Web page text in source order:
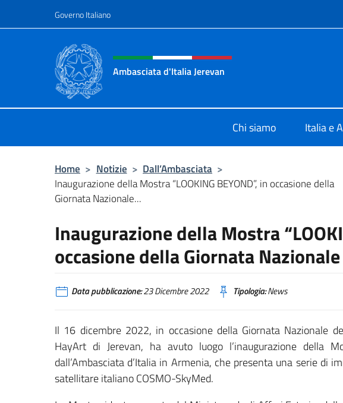
Governo Italiano
Intestazione sito, social e menù
Ambasciata d'Italia Jerevan
Chi siamo Italia e
Home > Notizie > Dall’Ambasciata >
Inaugurazione della Mostra “LOOKING BEYOND”, in occasione della
Giornata Nazionale...
Inaugurazione della Mostra
occasione della Giornata
Data pubblicazione:23 Dicembre 2022 Tipologia:News
Il 16 dicembre 2022, in occasione della Giornata Nazionale
HayArt di Jerevan, ha avuto luogo l’inaugurazione della
dall’Ambasciata d’Italia in Armenia, che presenta una serie di
satellitare italiano COSMO-SkyMed.